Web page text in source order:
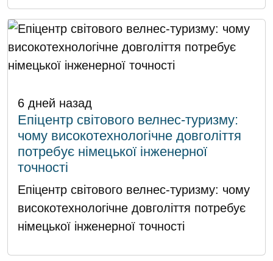
6 дней назад
Епіцентр світового велнес-туризму:
чому високотехнологічне довголіття
потребує німецької інженерної
точності
Епіцентр світового велнес-туризму: чому
високотехнологічне довголіття потребує
німецької інженерної точності